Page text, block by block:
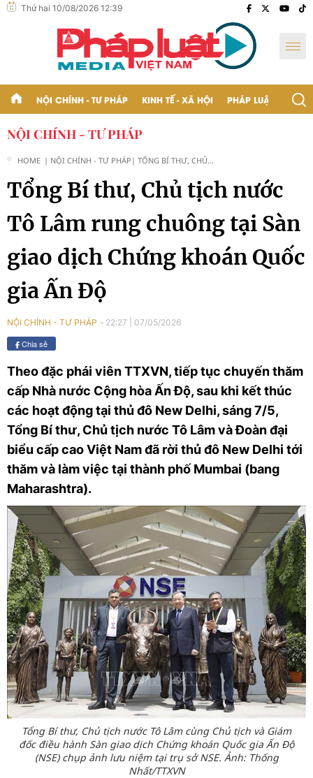
Thứ hai 10/08/2026 12:39
NỘI CHÍNH - TƯ PHÁP KINH TẾ - XÃ HỘI PHÁP LUẬT - BẠN
NỘI CHÍNH - TƯ PHÁP
HOME | NỘI CHÍNH - TƯ PHÁP | TỔNG BÍ THƯ, CHỦ
RUNG CHUÔNG TẠI SÀN
GIAO DỊCH CHỨNG
ĐỘ
Tổng Bí thư, Chủ tịch nước
Tô Lâm rung chuông tại Sàn
giao dịch Chứng khoán Quốc
gia Ấn Độ
NỘI CHÍNH - TƯ PHÁP 22:27 07/05/2026
Chia sẻ
Theo đặc phái viên TTXVN, tiếp tục chuyến thăm
cấp Nhà nước Cộng hòa Ấn Độ, sau khi kết thúc
các hoạt động tại thủ đô New Delhi, sáng 7/5,
Tổng Bí thư, Chủ tịch nước Tô Lâm và Đoàn đại
biểu cấp cao Việt Nam đã rời thủ đô New Delhi tới
thăm và làm việc tại thành phố Mumbai (bang
Maharashtra).
Tổng Bí thư, Chủ tịch nước Tô Lâm cùng Chủ tịch và Giám
đốc điều hành Sàn giao dịch Chứng khoán Quốc gia Ấn Độ
(NSE) chụp ảnh lưu niệm tại trụ sở NSE. Ảnh: Thống
Nhất/TTXVN